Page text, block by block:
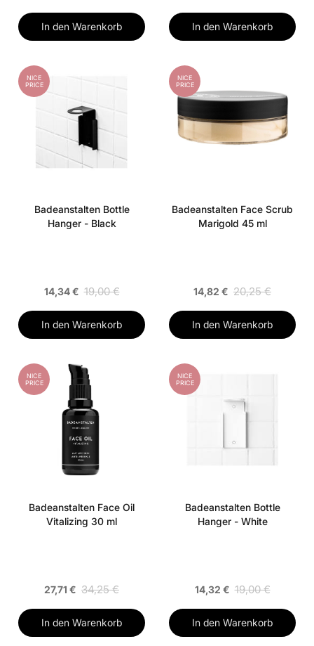
In den Warenkorb In den Warenkorb
NICE
PRICE
Badeanstalten Bottle
Hanger - Black
14,34 € 19,00 €
In den Warenkorb
NICE
PRICE
Badeanstalten Face Scrub
Marigold 45 ml
14,82 € 20,25 €
In den Warenkorb
NICE
PRICE
Badeanstalten Face Oil
Vitalizing 30 ml
27,71 € 34,25 €
In den Warenkorb
NICE
PRICE
Badeanstalten Bottle
Hanger - White
14,32 € 19,00 €
In den Warenkorb